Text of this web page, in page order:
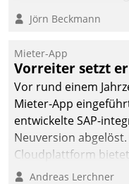
Verantwortung
Jörn Beckmann
Mieter-App
Vorreiter setzt
Vor rund einem
Mieter-App
entwickelte SAP-
Neuversion
Cloudplattform
die Funktionalität
Andreas Lerchner